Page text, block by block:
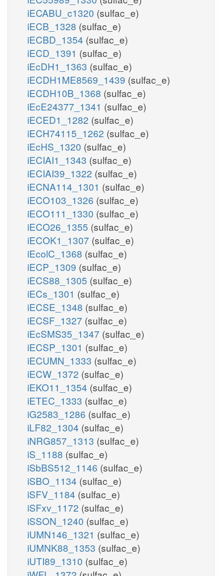
iECABU_c1320 (sulfac_e)
iECB_1328 (sulfac_e)
iECBD_1354 (sulfac_e)
iECD_1391 (sulfac_e)
iEcDH1_1363 (sulfac_e)
iECDH1ME8569_1439 (sulfac_e)
iECDH10B_1368 (sulfac_e)
iEcE24377_1341 (sulfac_e)
iECED1_1282 (sulfac_e)
iECH74115_1262 (sulfac_e)
iEcHS_1320 (sulfac_e)
iECIAI1_1343 (sulfac_e)
iECIAI39_1322 (sulfac_e)
iECNA114_1301 (sulfac_e)
iECO103_1326 (sulfac_e)
iECO111_1330 (sulfac_e)
iECO26_1355 (sulfac_e)
iECOK1_1307 (sulfac_e)
iEcolC_1368 (sulfac_e)
iECP_1309 (sulfac_e)
iECS88_1305 (sulfac_e)
iECs_1301 (sulfac_e)
iECSE_1348 (sulfac_e)
iECSF_1327 (sulfac_e)
iEcSMS35_1347 (sulfac_e)
iECSP_1301 (sulfac_e)
iECUMN_1333 (sulfac_e)
iECW_1372 (sulfac_e)
iEKO11_1354 (sulfac_e)
iETEC_1333 (sulfac_e)
iG2583_1286 (sulfac_e)
iLF82_1304 (sulfac_e)
iNRG857_1313 (sulfac_e)
iS_1188 (sulfac_e)
iSbBS512_1146 (sulfac_e)
iSBO_1134 (sulfac_e)
iSFV_1184 (sulfac_e)
iSFxv_1172 (sulfac_e)
iSSON_1240 (sulfac_e)
iUMN146_1321 (sulfac_e)
iUMNK88_1353 (sulfac_e)
iUTI89_1310 (sulfac_e)